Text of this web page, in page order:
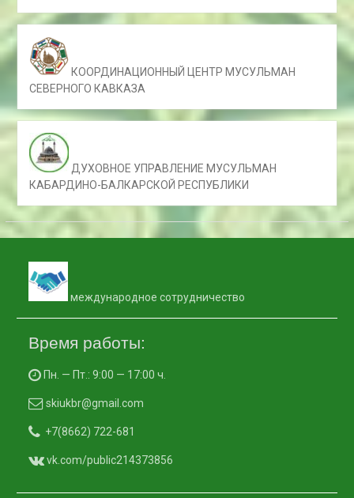
КООРДИНАЦИОННЫЙ ЦЕНТР МУСУЛЬМАН
СЕВЕРНОГО КАВКАЗА
ДУХОВНОЕ УПРАВЛЕНИЕ МУСУЛЬМАН
КАБАРДИНО-БАЛКАРСКОЙ РЕСПУБЛИКИ
международное сотрудничество
Время работы:
Пн. — Пт.: 9:00 — 17:00 ч.
skiukbr@gmail.com
+7(8662) 722-681
vk.com/public214373856